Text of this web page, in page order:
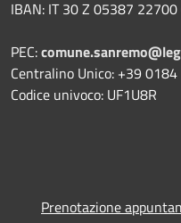
IBAN: IT 30 Z 05387
PEC:
Centralino Unico: +39
Codice univoco: UF1U8R
Prenotazione